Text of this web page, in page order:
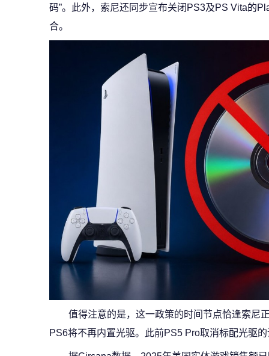
码”。此外，索尼还同步宣布关闭PS3及PS Vita的
合。
值得注意的是，这一政策的时间节点恰逢索尼
PS6将不再内置光驱。此前PS5 Pro取消标配光驱